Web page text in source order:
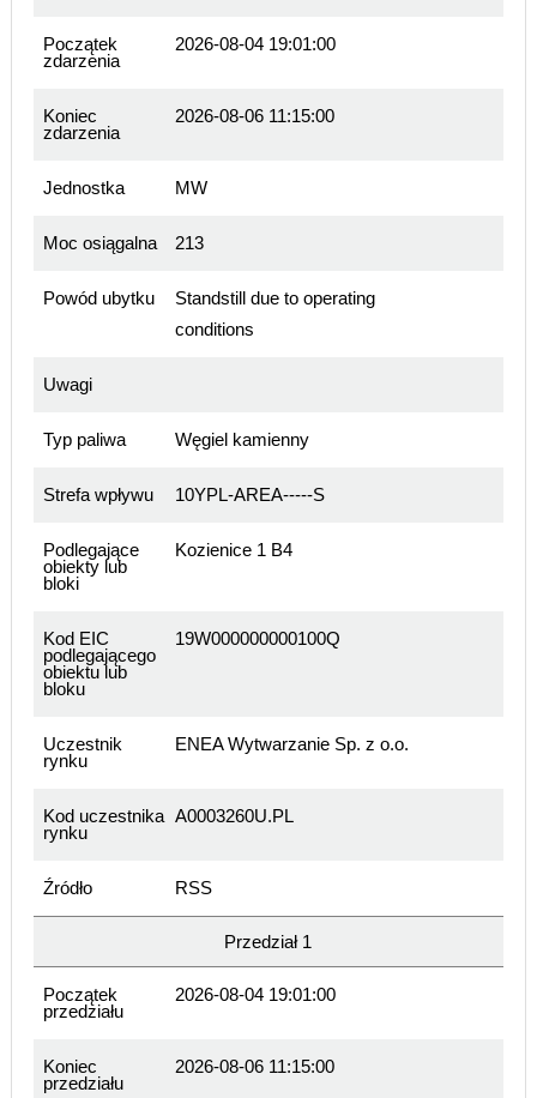
Początek
zdarzenia
2026-08-04 19:01:00
Koniec
zdarzenia
2026-08-06 11:15:00
Jednostka MW
Moc osiągalna 213
Powód ubytku
Standstill due to operating
conditions
Uwagi
Typ paliwa Węgiel kamienny
Strefa wpływu 10YPL-AREA-----S
Podlegające
obiekty lub
bloki
Kozienice 1 B4
Kod EIC
podlegającego
obiektu lub
bloku
19W000000000100Q
Uczestnik
rynku
ENEA Wytwarzanie Sp. z o.o.
Kod uczestnika
rynku
A0003260U.PL
Źródło RSS
Przedział 1
Początek
przedziału
2026-08-04 19:01:00
Koniec
przedziału
2026-08-06 11:15:00